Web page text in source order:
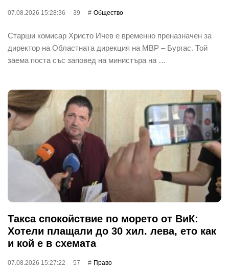
07.08.2026 15:28:36 39 Общество
Старши комисар Христо Ичев е временно преназначен за
директор на Областната дирекция на МВР – Бургас. Той
заема поста със заповед на министъра на …
Такса спокойствие по морето от ВиК:
Хотели плащали до 30 хил. лева, ето как
и кой е в схемата
07.08.2026 15:27:22 57 Право